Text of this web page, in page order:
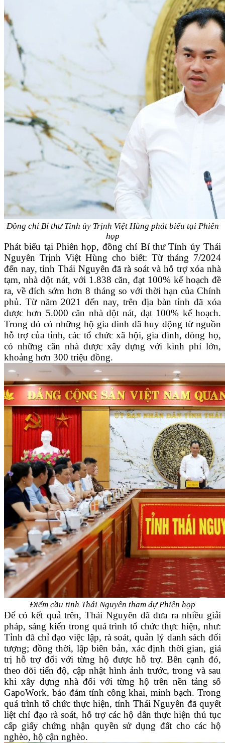
Đồng chí Bí thư Tỉnh ủy Trịnh Việt Hùng phát biểu tại Phiên
họp
Phát biểu tại Phiên họp, đồng chí Bí thư Tỉnh ủy Thái
Nguyên Trịnh Việt Hùng cho biết: Từ tháng 7/2024
đến nay, tỉnh Thái Nguyên đã rà soát và hỗ trợ xóa nhà
tạm, nhà dột nát, với 1.838 căn, đạt 100% kế hoạch đề
ra, về đích sớm hơn 8 tháng so với thời hạn của Chính
phủ. Từ năm 2021 đến nay, trên địa bàn tỉnh đã xóa
được hơn 5.000 căn nhà dột nát, đạt 100% kế hoạch.
Trong đó có những hộ gia đình đã huy động từ nguồn
hỗ trợ của tỉnh, các tổ chức xã hội, gia đình, dòng họ,
có những căn nhà được xây dựng với kinh phí lớn,
khoảng hơn 300 triệu đồng.
Điểm cầu tỉnh Thái Nguyên tham dự Phiên họp
Để có kết quả trên, Thái Nguyên đã đưa ra nhiều giải
pháp, sáng kiến trong quá trình tổ chức thực hiện, như:
Tỉnh đã chỉ đạo việc lập, rà soát, quản lý danh sách đối
tượng; đồng thời, lập biên bản, xác định thời gian, giá
trị hỗ trợ đối với từng hộ được hỗ trợ. Bên cạnh đó,
theo dõi tiến độ, cập nhật hình ảnh trước, trong và sau
khi xây dựng nhà đối với từng hộ trên nền tảng số
GapoWork, bảo đảm tính công khai, minh bạch. Trong
quá trình tổ chức thực hiện, tỉnh Thái Nguyên đã quyết
liệt chỉ đạo rà soát, hỗ trợ các hộ dân thực hiện thủ tục
cấp giấy chứng nhận quyền sử dụng đất cho các hộ
nghèo, hộ cận nghèo.